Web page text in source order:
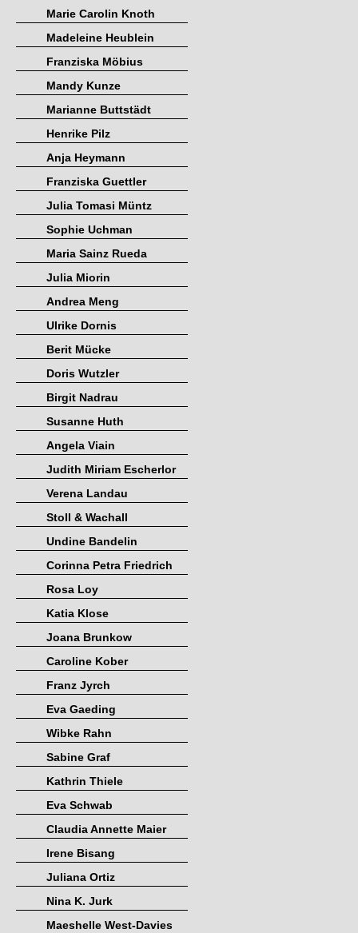
Marie Carolin Knoth
Madeleine Heublein
Franziska Möbius
Mandy Kunze
Marianne Buttstädt
Henrike Pilz
Anja Heymann
Franziska Guettler
Julia Tomasi Müntz
Sophie Uchman
Maria Sainz Rueda
Julia Miorin
Andrea Meng
Ulrike Dornis
Berit Mücke
Doris Wutzler
Birgit Nadrau
Susanne Huth
Angela Viain
Judith Miriam Escherlor
Verena Landau
Stoll & Wachall
Undine Bandelin
Corinna Petra Friedrich
Rosa Loy
Katia Klose
Joana Brunkow
Caroline Kober
Franz Jyrch
Eva Gaeding
Wibke Rahn
Sabine Graf
Kathrin Thiele
Eva Schwab
Claudia Annette Maier
Irene Bisang
Juliana Ortiz
Nina K. Jurk
Maeshelle West-Davies